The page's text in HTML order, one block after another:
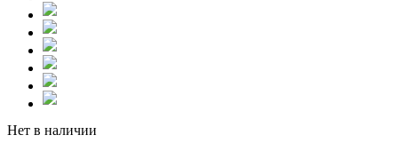
Нет в наличии